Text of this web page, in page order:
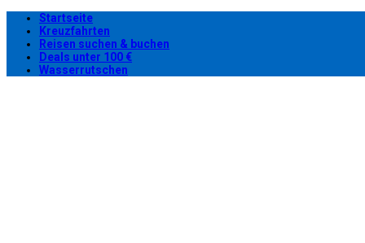
Startseite
Kreuzfahrten
Reisen suchen & buchen
Deals unter 100 €
Wasserrutschen